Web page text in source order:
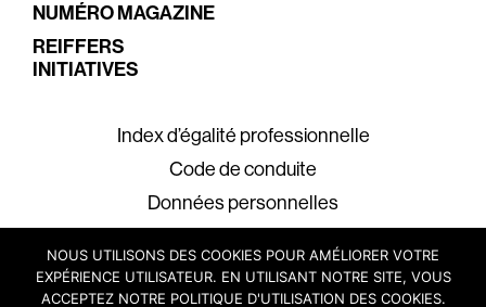
NUMÉRO MAGAZINE
REIFFERS
INITIATIVES
Index d’égalité professionnelle
Code de conduite
Données personnelles
NOUS UTILISONS DES COOKIES POUR AMÉLIORER VOTRE
EXPÉRIENCE UTILISATEUR. EN UTILISANT NOTRE SITE, VOUS
ACCEPTEZ NOTRE POLITIQUE D'UTILISATION DES COOKIES.